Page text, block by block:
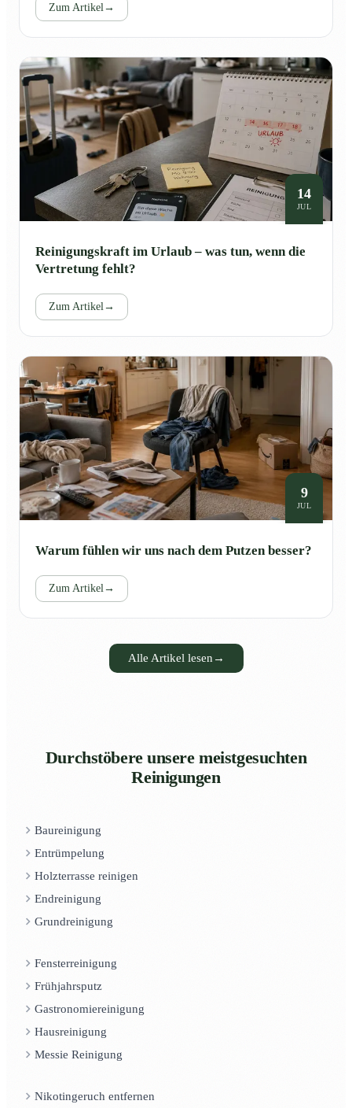
Zum Artikel →
14
JUL
Reinigungskraft im Urlaub – was tun, wenn die
Vertretung fehlt?
Zum Artikel →
9
JUL
Warum fühlen wir uns nach dem Putzen besser?
Zum Artikel →
Alle Artikel lesen →
Durchstöbere unsere meistgesuchten
Reinigungen
Baureinigung
Entrümpelung
Holzterrasse reinigen
Endreinigung
Grundreinigung
Fensterreinigung
Frühjahrsputz
Gastronomiereinigung
Hausreinigung
Messie Reinigung
Nikotingeruch entfernen